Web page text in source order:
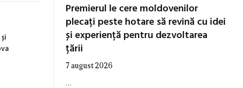
Premierul le cere moldovenilor
plecați peste hotare să revină cu idei
și experiență pentru dezvoltarea
țării
7 august 2026
…